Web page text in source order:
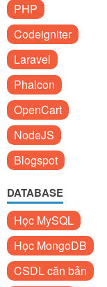
PHP
Codeigniter
Laravel
Phalcon
OpenCart
NodeJS
Blogspot
DATABASE
Học MySQL
Học MongoDB
CSDL căn bản